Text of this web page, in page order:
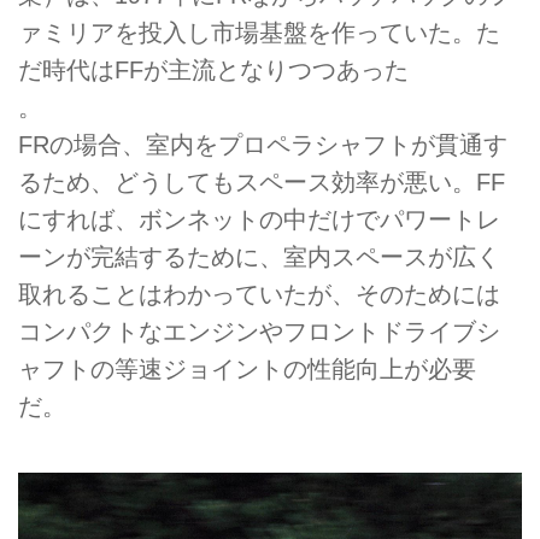
ァミリアを投入し市場基盤を作っていた。た
だ時代はFFが主流となりつつあった
。
FRの場合、室内をプロペラシャフトが貫通す
るため、どうしてもスペース効率が悪い。FF
にすれば、ボンネットの中だけでパワートレ
ーンが完結するために、室内スペースが広く
取れることはわかっていたが、そのためには
コンパクトなエンジンやフロントドライブシ
ャフトの等速ジョイントの性能向上が必要
だ。